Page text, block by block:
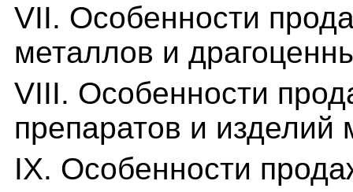
VII. Особенности
металлов и
VIII. Особенности
препаратов и изделий
IX. Особенности